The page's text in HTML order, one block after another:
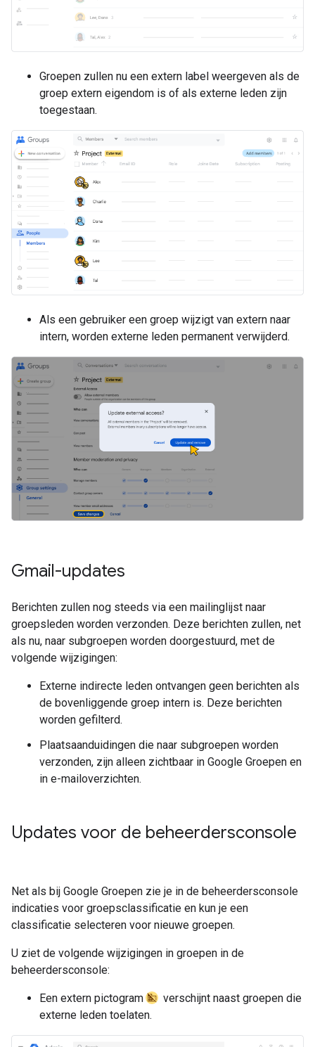
Groepen zullen nu een extern label weergeven als de
groep extern eigendom is of als externe leden zijn
toegestaan.
Als een gebruiker een groep wijzigt van extern naar
intern, worden externe leden permanent verwijderd.
Gmail-updates
Berichten zullen nog steeds via een mailinglijst naar
groepsleden worden verzonden. Deze berichten zullen, net
als nu, naar subgroepen worden doorgestuurd, met de
volgende wijzigingen:
Externe indirecte leden ontvangen geen berichten als
de bovenliggende groep intern is. Deze berichten
worden gefilterd.
Plaatsaanduidingen die naar subgroepen worden
verzonden, zijn alleen zichtbaar in Google Groepen en
in e-mailoverzichten.
Updates voor de beheerdersconsole
Net als bij Google Groepen zie je in de beheerdersconsole
indicaties voor groepsclassificatie en kun je een
classificatie selecteren voor nieuwe groepen.
U ziet de volgende wijzigingen in groepen in de
beheerdersconsole:
Een extern pictogram
verschijnt naast groepen die
externe leden toelaten.